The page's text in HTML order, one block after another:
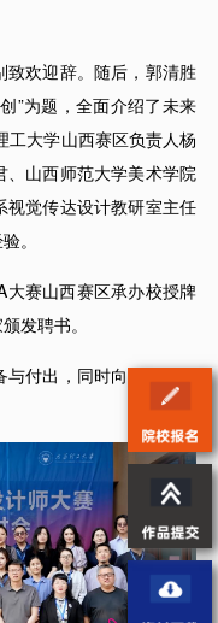
欢迎辞。随后，郭清胜
”为题，全面介绍了未来
工大学山西赛区负责人杨
山西师范大学美术学院
觉传达设计教研室主任
。
大赛山西赛区承办校授牌
发聘书。
付出，同时向莅临现场